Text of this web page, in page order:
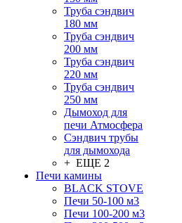
Труба сэндвич
180 мм
Труба сэндвич
200 мм
Труба сэндвич
220 мм
Труба сэндвич
250 мм
Дымоход для
печи Атмосфера
Сэндвич трубы
для дымохода
+ ЕЩЕ 2
Печи камины
BLACK STOVE
Печи 50-100 м3
Печи 100-200 м3